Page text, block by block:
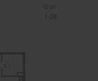
15 эт
I-28